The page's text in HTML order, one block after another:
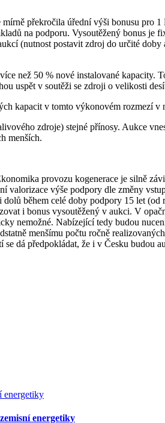
překročila úřední výši bonusu pro
na podporu. Vysoutěžený bonus je
(nutnost postavit zdroj do určité
než 50 % nové instalované kapacity.
uspět v soutěži se zdroji o velikosti
kapacit v tomto výkonovém rozmezí v
zdroje) stejné přínosy. Aukce
menších.
provozu kogenerace je silně
valorizace výše podpory dle změny
během celé doby podpory 15 let (od
i bonus vysoutěžený v aukci. V
nemožné. Nabízející tedy budou
menšímu počtu ročně
dá předpokládat, že i v Česku budou
energetiky